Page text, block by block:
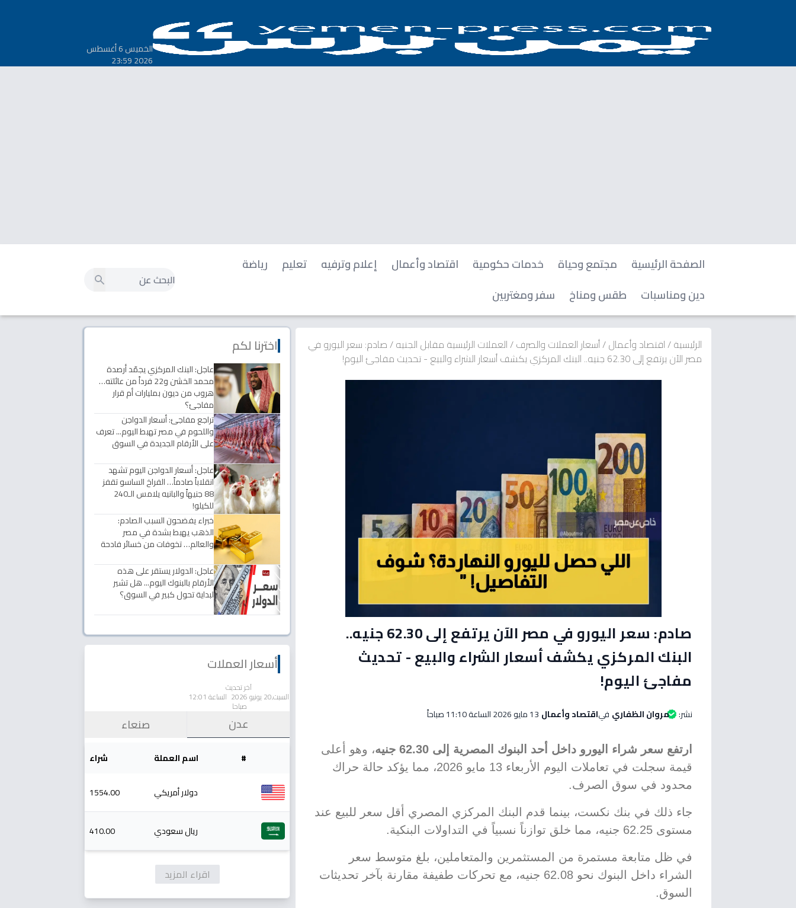
الخميس 6 أغسطس
2026 23:59
الصفحة الرئيسية مجتمع وحياة خدمات حكومية اقتصاد وأعمال إعلام وترفيه تعليم
رياضة
دين ومناسبات
طقس ومناخ سفر ومغتربين
الرئيسية/اقتصاد وأعمال/أسعار العملات والصرف/العملات الرئيسية مقابل الجنيه/صادم: سعر اليورو في
مصر الآن يرتفع إلى 62.30 جنيه.. البنك المركزي يكشف أسعار الشراء والبيع - تحديث مفاجئ اليوم!
صادم: سعر اليورو في مصر الآن يرتفع إلى 62.30 جنيه..
البنك المركزي يكشف أسعار الشراء والبيع - تحديث
مفاجئ اليوم!
نشر: مروان الظفاري فياقتصاد وأعمال 13 مايو 2026 الساعة 11:10 صباحاً
ارتفع سعر شراء اليورو داخل أحد البنوك المصرية إلى 62.30 جنيه
، وهو أعلى
قيمة سجلت في تعاملات اليوم الأربعاء 13 مايو 2026، مما يؤكد حالة حراك
محدود في سوق الصرف.
جاء ذلك في بنك نكست، بينما قدم البنك المركزي المصري أقل سعر للبيع عند
مستوى 62.25 جنيه، مما خلق توازناً نسبياً في التداولات البنكية.
في ظل متابعة مستمرة من المستثمرين والمتعاملين، بلغ متوسط سعر
الشراء داخل البنوك نحو 62.08 جنيه، مع تحركات طفيفة مقارنة بآخر تحديثات
السوق.
اخترنا لكم
عاجل: البنك المركزي يجمّد أرصدة
محمد الخشن و22 فرداً من عائلته…
هروب من ديون بمليارات أم قرار
مفاجئ؟
تراجع مفاجئ: أسعار الدواجن
واللحوم في مصر تهبط اليوم... تعرف
على الأرقام الجديدة في السوق
عاجل: أسعار الدواجن اليوم تشهد
انقلاباً صادماً… الفراخ الساسو تقفز
88 جنيهاً والبانيه يلامس الـ240
للكيلو!
خبراء يفضحون السبب الصادم:
الذهب يهبط بشدة في مصر
والعالم… تخوفات من خسائر فادحة
عاجل: الدولار يستقر على هذه
الأرقام بالبنوك اليوم... هل تشير
لبداية تحول كبير في السوق؟
أسعار العملات
آخر تحديث
السبت,20 يونيو 2026 الساعة 12:01
صباحا
عدن صنعاء
# اسم العملة شراء
دولار أمريكي 1554.00
ريال سعودي 410.00
اقراء المزيد